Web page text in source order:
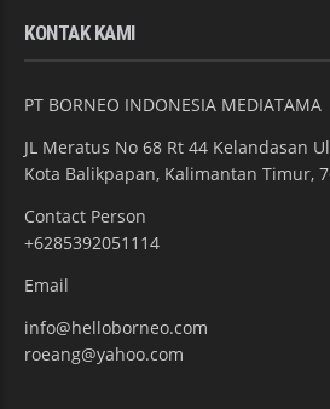
KONTAK KAMI
PT BORNEO INDONESIA MEDIATAMA
JL Meratus No 68 Rt 44 Kelandasan
Kota Balikpapan, Kalimantan Timur,
Contact Person
+6285392051114
Email
info@helloborneo.com
roeang@yahoo.com